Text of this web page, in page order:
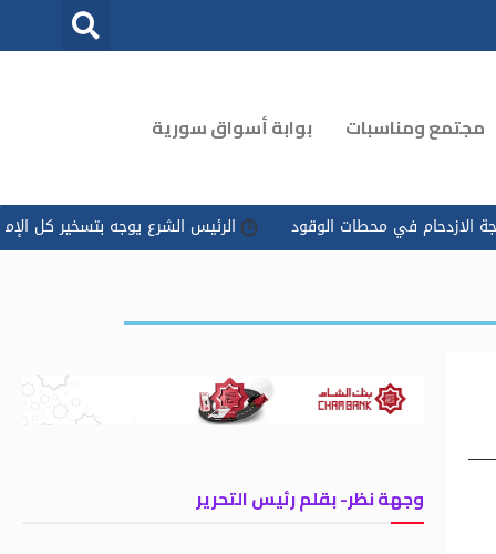
مجتمع ومناسبات بوابة أسواق سورية
الرئيس الشرع يوجه بتسخير كل الإمكانات للتعامل مع
وجهة نظر- بقلم رئيس التحرير